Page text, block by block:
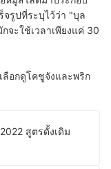
จรูปที่ระบุไว้ว่า "บุล
จะใช้เวลาเพียงแค่ 30
ลือกดูโคชูจังและพริก
สูตรดั้งเดิม